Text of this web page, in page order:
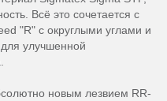
Всё это сочетается с
"R" с округлыми углами и
улучшенной
новым лезвием RR-